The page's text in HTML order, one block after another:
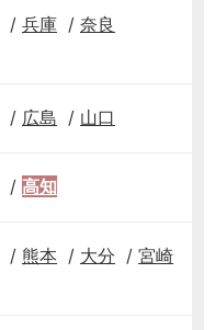
兵庫
奈良
広島 山口
高知
熊本 大分
宮崎